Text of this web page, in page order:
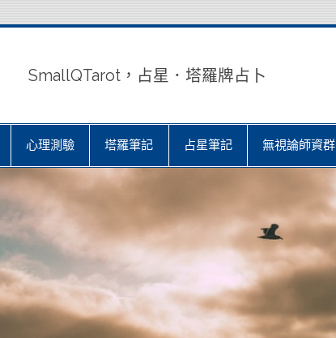
SmallQTarot，占星．塔羅牌占卜
心理測驗 塔羅筆記 占星筆記 無視論師資群